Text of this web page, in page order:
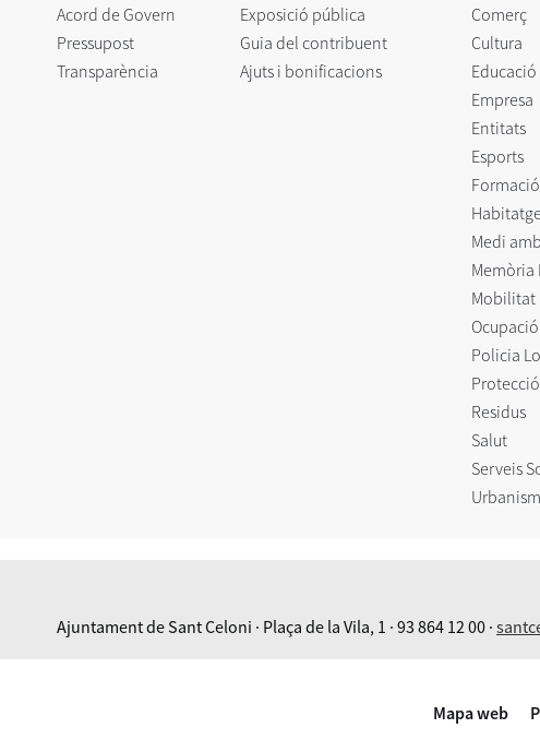
Acord de Govern
Pressupost
Transparència
Exposició pública
Guia del contribuent
Ajuts i bonificacions
Comerç
Cultura
Educació
Empresa
Entitats
Esports
Formació
Habitatge
Medi
Memòria
Mobilitat
Ocupació
Policia
Residus
Salut
Serveis
Ajuntament de Sant Celoni · Plaça de la Vila, 1 · 93 864 12 00 ·
Mapa web